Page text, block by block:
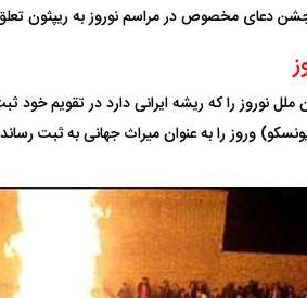
دعای مخصوص در مراسم نوروز به ریپثون
وروز را به عنوان میراث جهانی به ثبت
جنگنده اف-۵